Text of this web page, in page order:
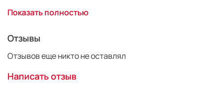
Показать полностью
Отзывы
Отзывов еще никто не оставлял
Написать отзыв